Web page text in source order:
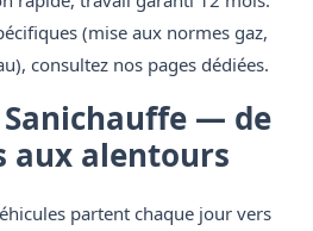
(mise aux normes gaz,
consultez nos pages dédiées.
— de
aux alentours
partent chaque jour vers